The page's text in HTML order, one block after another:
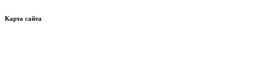
Карта сайта